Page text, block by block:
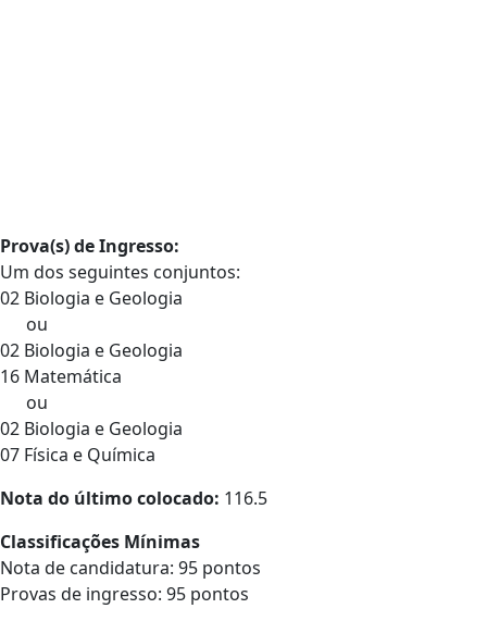
Prova(s) de Ingresso:
Um dos seguintes conjuntos:
02 Biologia e Geologia
ou
02 Biologia e Geologia
16 Matemática
ou
02 Biologia e Geologia
07 Física e Química
Nota do último colocado: 116.5
Classificações Mínimas
Nota de candidatura: 95 pontos
Provas de ingresso: 95 pontos